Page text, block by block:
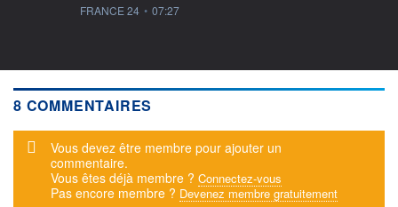
information fournie par
FRANCE 24 • 07:27
8 COMMENTAIRES
Message d'alerte
Vous devez être membre pour ajouter un
commentaire.
Vous êtes déjà membre ? Connectez-vous
Pas encore membre ? Devenez membre gratuitement